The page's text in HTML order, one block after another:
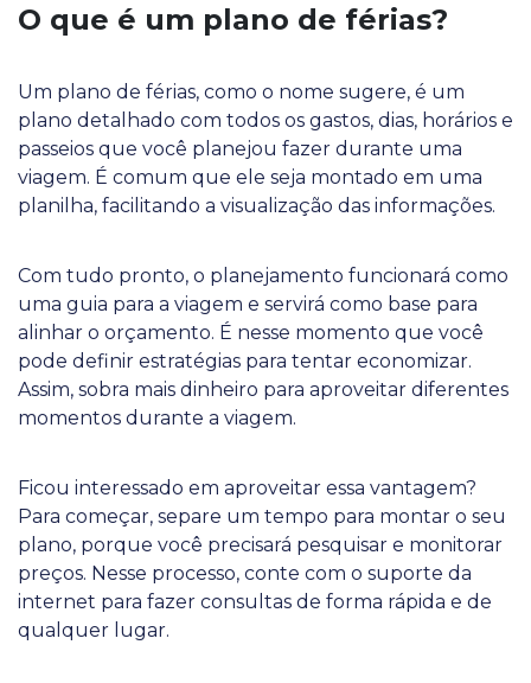
O que é um plano de férias?
Um plano de férias, como o nome sugere, é um
plano detalhado com todos os gastos, dias, horários e
passeios que você planejou fazer durante uma
viagem. É comum que ele seja montado em uma
planilha, facilitando a visualização das informações.
Com tudo pronto, o planejamento funcionará como
uma guia para a viagem e servirá como base para
alinhar o orçamento. É nesse momento que você
pode definir estratégias para tentar economizar.
Assim, sobra mais dinheiro para aproveitar diferentes
momentos durante a viagem.
Ficou interessado em aproveitar essa vantagem?
Para começar, separe um tempo para montar o seu
plano, porque você precisará pesquisar e monitorar
preços. Nesse processo, conte com o suporte da
internet para fazer consultas de forma rápida e de
qualquer lugar.